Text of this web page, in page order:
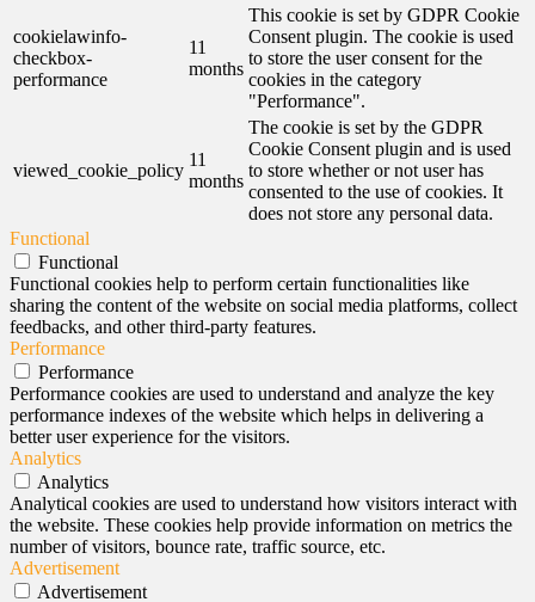
cookielawinfo-
checkbox-
performance
11
months
This cookie is set by GDPR Cookie
Consent plugin. The cookie is used
to store the user consent for the
cookies in the category
"Performance".
viewed_cookie_policy
11
months
The cookie is set by the GDPR
Cookie Consent plugin and is used
to store whether or not user has
consented to the use of cookies. It
does not store any personal data.
Functional
Functional
Functional cookies help to perform certain functionalities like
sharing the content of the website on social media platforms, collect
feedbacks, and other third-party features.
Performance
Performance
Performance cookies are used to understand and analyze the key
performance indexes of the website which helps in delivering a
better user experience for the visitors.
Analytics
Analytics
Analytical cookies are used to understand how visitors interact with
the website. These cookies help provide information on metrics the
number of visitors, bounce rate, traffic source, etc.
Advertisement
Advertisement